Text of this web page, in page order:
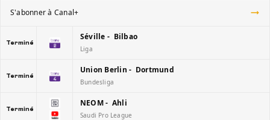
S'abonner à Canal+
Terminé
Séville - Bilbao
Liga
Terminé
Union Berlin - Dortmund
Bundesliga
Terminé
NEOM - Ahli
Saudi Pro League